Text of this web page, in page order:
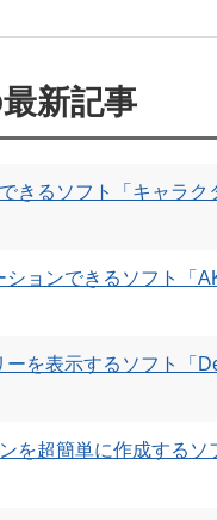
新記事
きるソフト「キャラク
ョンできるソフト「
を表示するソフト「
を超簡単に作成する